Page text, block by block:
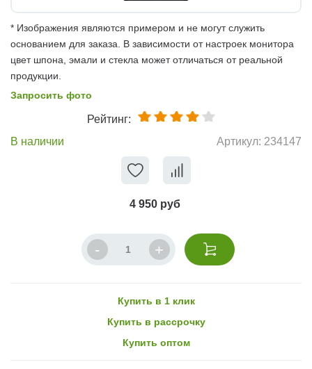
* Изображения являются примером и не могут служить
основанием для заказа. В зависимости от настроек монитора
цвет шпона, эмали и стекла может отличаться от реальной
продукции.
Запросить фото
Рейтинг:
В наличии
Артикул: 234147
4 950 руб
Купить в 1 клик
Купить в рассрочку
Купить оптом